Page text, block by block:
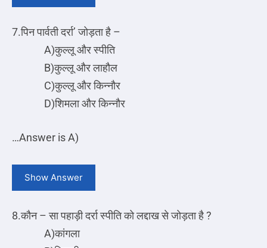
7.पिन पार्वती दर्रा’ जोड़ता है –
A)कुल्लू और स्पीति
B)कुल्लू और लाहौल
C)कुल्लू और किन्नौर
D)शिमला और किन्नौर
…Answer is A)
Show Answer
8.कौन – सा पहाड़ी दर्रा स्पीति को लद्दाख से जोड़ता है ?
A)कांगला